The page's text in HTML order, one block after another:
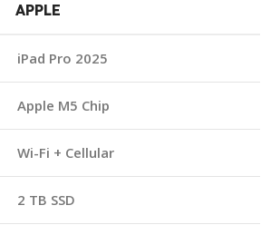
APPLE
iPad Pro 2025
Apple M5 Chip
Wi-Fi + Cellular
2 TB SSD